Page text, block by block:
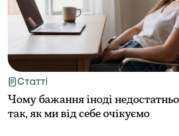
Статті
Чому бажання іноді
так, як ми від себе очікуємо